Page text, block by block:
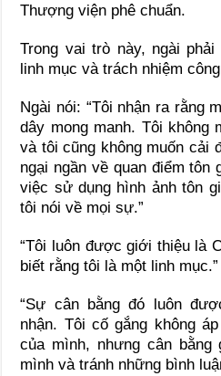
Thượng viện phê chuẩn.
Trong vai trò này, ngài
linh mục và trách nhiệm
Ngài nói: “Tôi nhận ra rằng
dây mong manh. Tôi không
và tôi cũng không muốn cải
ngại ngần về quan điểm tôn
việc sử dụng hình ảnh tôn
tôi nói về mọi sự.”
“Tôi luôn được giới thiệu là
biết rằng tôi là một linh mục.”
“Sự cân bằng đó luôn
nhận. Tôi cố gắng không
của mình, nhưng cân
mình và tránh những bình